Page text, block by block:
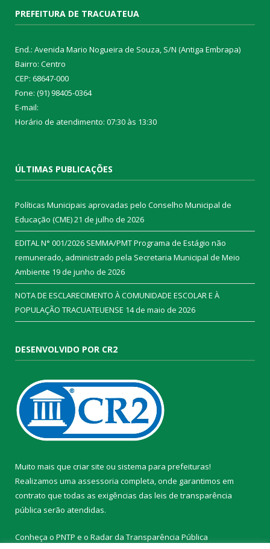
PREFEITURA DE TRACUATEUA
End.: Avenida Mario Nogueira de Souza, S/N (Antiga Embrapa)
Bairro: Centro
CEP: 68647-000
Fone: (91) 98405-0364
E-mail:
Horário de atendimento: 07:30 às 13:30
ÚLTIMAS PUBLICAÇÕES
Políticas Municipais aprovadas pelo Conselho Municipal de
Educação (CME)21 de julho de 2026
EDITAL N° 001/2026 SEMMA/PMT Programa de Estágio não
remunerado, administrado pela Secretaria Municipal de Meio
Ambiente 19 de junho de 2026
NOTA DE ESCLARECIMENTO À COMUNIDADE ESCOLAR E À
POPULAÇÃO TRACUATEUENSE 14 de maio de 2026
DESENVOLVIDO POR CR2
Muito mais que criar site ou sistema para prefeituras!
Realizamos uma assessoria completa, onde garantimos em
contrato que todas as exigências das leis de transparência
pública serão atendidas.
Conheça o PNTP e o Radar da Transparência Pública